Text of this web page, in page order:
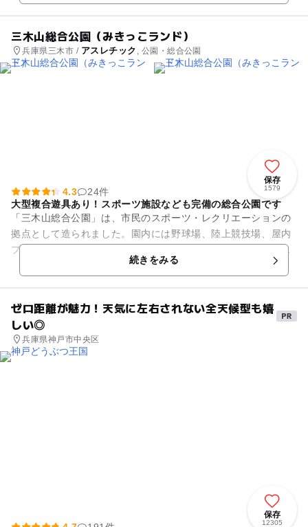
三木山総合公園（みきっこランド）
兵庫県三木市 / アスレチック , 公園・総合公園
保存
1579
4.3
24件
大型複合遊具あり！スポーツ施設なども完備の総合公園です
「三木山総合公園」は、市民のスポーツ・レクリエーションの
拠点として造られました。園内には野球場、陸上競技場、屋内
プール、テニスコートといったスポーツ施設の他に、お散歩が
楽しめるプライベートガーデ...続きをみる
ゼロ距離が魅力！天気に左右されない全天候型も嬉
しい◎
兵庫県神戸市中央区
保存
12305